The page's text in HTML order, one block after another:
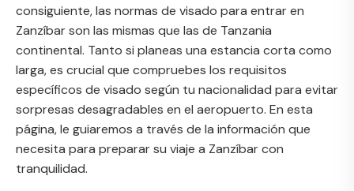
consiguiente, las normas de visado para entrar en
Zanzíbar son las mismas que las de Tanzania
continental. Tanto si planeas una estancia corta como
larga, es crucial que compruebes los requisitos
específicos de visado según tu nacionalidad para evitar
sorpresas desagradables en el aeropuerto. En esta
página, le guiaremos a través de la información que
necesita para preparar su viaje a Zanzíbar con
tranquilidad.